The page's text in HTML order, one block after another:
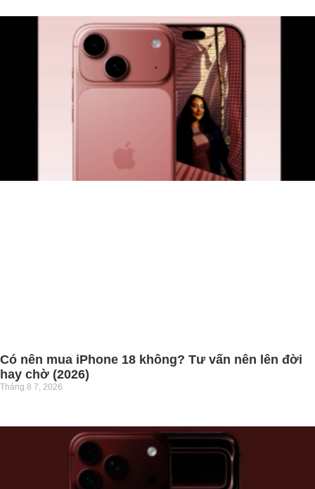
Có nên mua iPhone 18 không? Tư vấn nên lên đời
hay chờ (2026)
Tháng 8 7, 2026